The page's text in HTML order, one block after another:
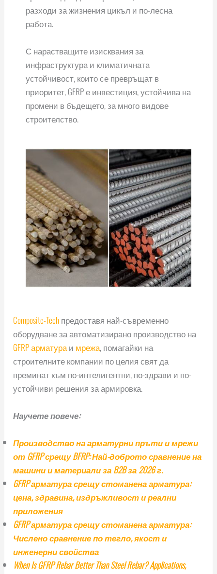
разходи за жизнения цикъл и по-лесна
работа.
С нарастващите изисквания за
инфраструктура и климатичната
устойчивост, които се превръщат в
приоритет, GFRP е инвестиция, устойчива на
промени в бъдещето, за много видове
строителство.
Composite-Techпредоставя най-съвременно
оборудване за автоматизирано производство на
GFRP арматураи мрежа, помагайки на
строителните компании по целия свят да
преминат към по-интелигентни, по-здрави и по-
устойчиви решения за армировка.
Научете повече:
Производство на арматурни пръти и мрежи
от GFRP срещу BFRP: Най-доброто сравнение на
машини и материали за B2B за 2026 г.
GFRP арматура срещу стоманена арматура:
цена, здравина, издръжливост и реални
приложения
GFRP арматура срещу стоманена арматура:
Числено сравнение по тегло, якост и
инженерни свойства
When Is GFRP Rebar Better Than Steel Rebar? Applications,